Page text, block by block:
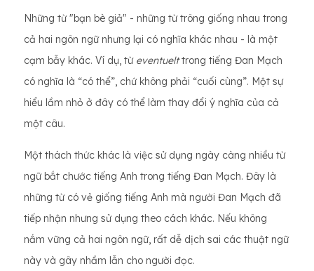
Những từ "bạn bè giả" - những từ trông giống nhau trong
cả hai ngôn ngữ nhưng lại có nghĩa khác nhau - là một
cạm bẫy khác. Ví dụ, từ eventuelttrong tiếng Đan Mạch
có nghĩa là “có thể”, chứ không phải “cuối cùng”. Một sự
hiểu lầm nhỏ ở đây có thể làm thay đổi ý nghĩa của cả
một câu.
Một thách thức khác là việc sử dụng ngày càng nhiều từ
ngữ bắt chước tiếng Anh trong tiếng Đan Mạch. Đây là
những từ có vẻ giống tiếng Anh mà người Đan Mạch đã
tiếp nhận nhưng sử dụng theo cách khác. Nếu không
nắm vững cả hai ngôn ngữ, rất dễ dịch sai các thuật ngữ
này và gây nhầm lẫn cho người đọc.